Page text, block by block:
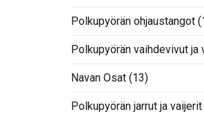
Polkupyörän ohjaustangot
Polkupyörän vaihdevivut ja
Navan Osat (13)
Polkupyörän jarrut ja vaijerit